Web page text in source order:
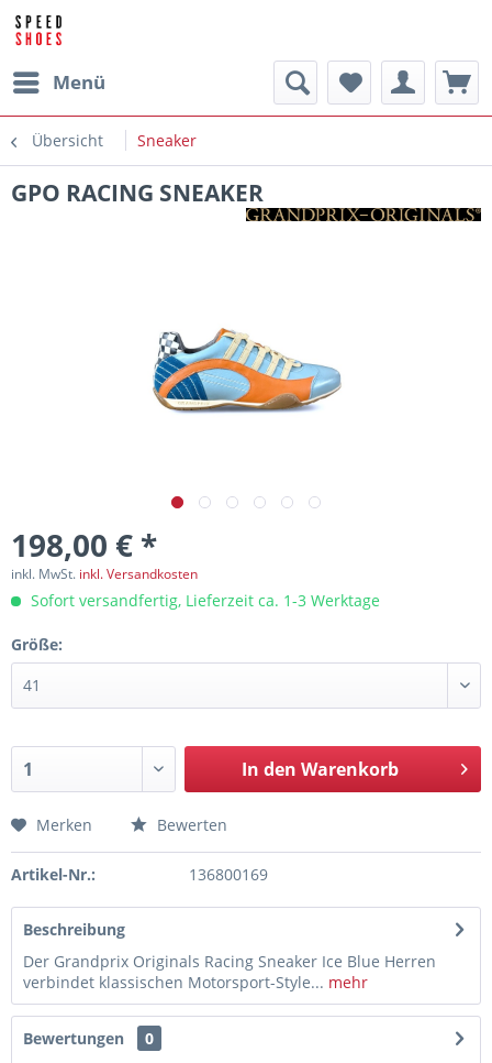
Menü
Übersicht Sneaker
GPO RACING SNEAKER
198,00 € *
inkl. MwSt. inkl. Versandkosten
Sofort versandfertig, Lieferzeit ca. 1-3 Werktage
Größe:
In den Warenkorb
Merken Bewerten
Artikel-Nr.: 136800169
Beschreibung
Der Grandprix Originals Racing Sneaker Ice Blue Herren
verbindet klassischen Motorsport-Style... mehr
Bewertungen
0